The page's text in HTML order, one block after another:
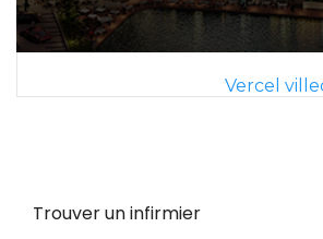
Vercel
Trouver un infirmier